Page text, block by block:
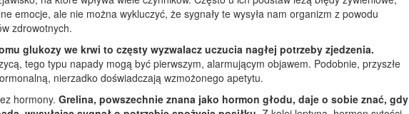
emocje, ale nie można wykluczyć, że sygnały te wysyła nam organizm z powodu
zdrowotnych.
glukozy we krwi to częsty wyzwalacz uczucia nagłej potrzeby zjedzenia.
tego typu napady mogą być pierwszym, alarmującym objawem. Podobnie, przyszłe
nierzadko doświadczają wzmożonego apetytu.
hormony. Grelina, powszechnie znana jako hormon głodu, daje o sobie znać, gdy